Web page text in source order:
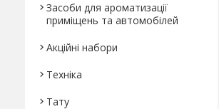
Засоби для ароматизації
приміщень та автомобілей
Акційні набори
Техніка
Тату